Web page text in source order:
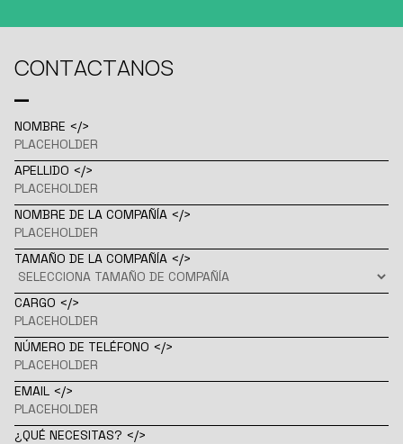
CONTACTANOS
NOMBRE </>
APELLIDO </>
NOMBRE DE LA COMPAÑÍA </>
TAMAÑO DE LA COMPAÑÍA </>
CARGO </>
NÚMERO DE TELÉFONO </>
EMAIL </>
¿QUÉ NECESITAS? </>